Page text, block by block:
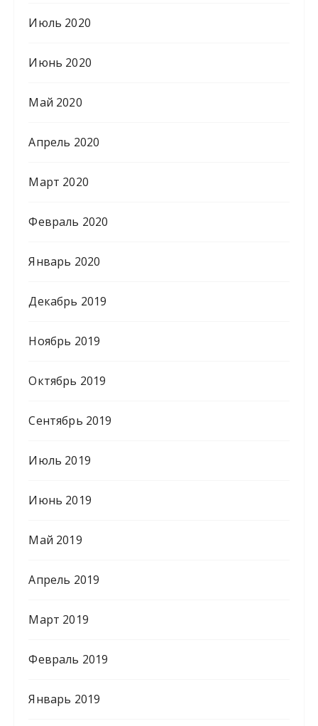
Июль 2020
Июнь 2020
Май 2020
Апрель 2020
Март 2020
Февраль 2020
Январь 2020
Декабрь 2019
Ноябрь 2019
Октябрь 2019
Сентябрь 2019
Июль 2019
Июнь 2019
Май 2019
Апрель 2019
Март 2019
Февраль 2019
Январь 2019